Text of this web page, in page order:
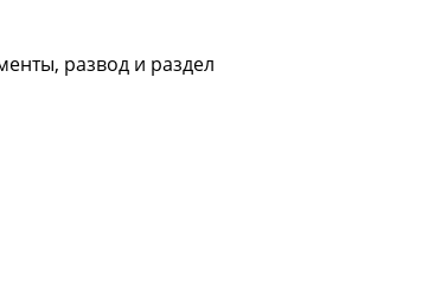
развод и раздел